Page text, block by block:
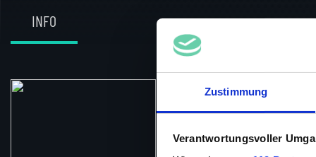
Zustimmung
Verantwortungsvoller
INFO
Original-Titel